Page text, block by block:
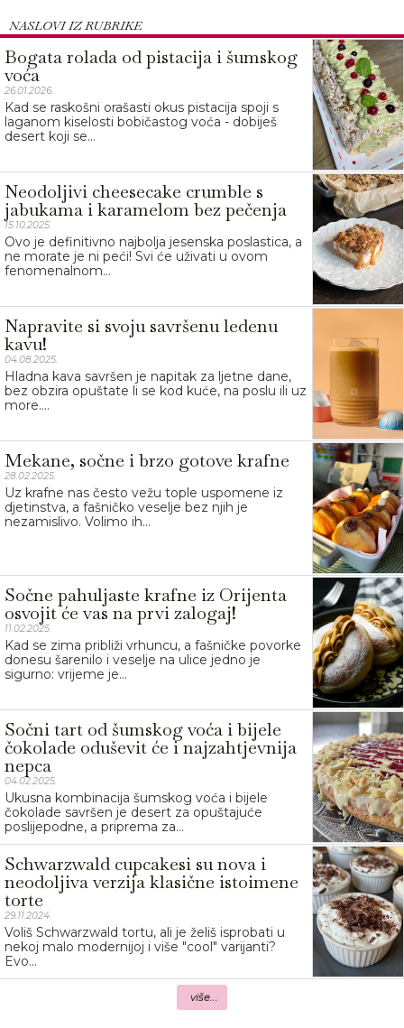
NASLOVI IZ RUBRIKE
Bogata rolada od pistacija i šumskog
voća
26.01.2026.
Kad se raskošni orašasti okus pistacija spoji s
laganom kiselosti bobičastog voća - dobiješ
desert koji se...
Neodoljivi cheesecake crumble s
jabukama i karamelom bez pečenja
15.10.2025.
Ovo je definitivno najbolja jesenska poslastica, a
ne morate je ni peći! Svi će uživati u ovom
fenomenalnom...
Napravite si svoju savršenu ledenu
kavu!
04.08.2025.
Hladna kava savršen je napitak za ljetne dane,
bez obzira opuštate li se kod kuće, na poslu ili uz
more....
Mekane, sočne i brzo gotove krafne
28.02.2025.
Uz krafne nas često vežu tople uspomene iz
djetinstva, a fašničko veselje bez njih je
nezamislivo. Volimo ih...
Sočne pahuljaste krafne iz Orijenta
osvojit će vas na prvi zalogaj!
11.02.2025.
Kad se zima približi vrhuncu, a fašničke povorke
donesu šarenilo i veselje na ulice jedno je
sigurno: vrijeme je...
Sočni tart od šumskog voća i bijele
čokolade oduševit će i najzahtjevnija
nepca
04.02.2025.
Ukusna kombinacija šumskog voća i bijele
čokolade savršen je desert za opuštajuće
poslijepodne, a priprema za...
Schwarzwald cupcakesi su nova i
neodoljiva verzija klasične istoimene
torte
29.11.2024.
Voliš Schwarzwald tortu, ali je želiš isprobati u
nekoj malo modernijoj i više "cool" varijanti?
Evo...
više...